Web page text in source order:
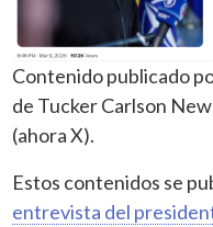
Contenido publicado
de Tucker Carlson
(ahora X).
Estos contenidos se
entrevista del